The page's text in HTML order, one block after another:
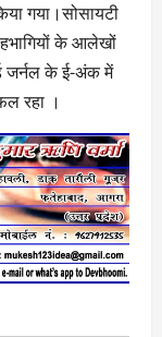
गया।सोसायटी
के आलेखों
जर्नल के ई-अंक में
रहा ।